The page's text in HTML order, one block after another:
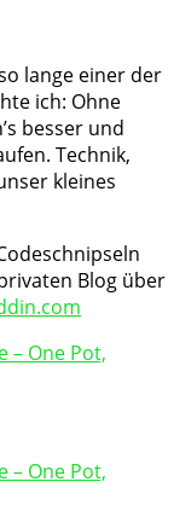
lange einer der
ich: Ohne
besser und
Technik,
kleines
Blog über